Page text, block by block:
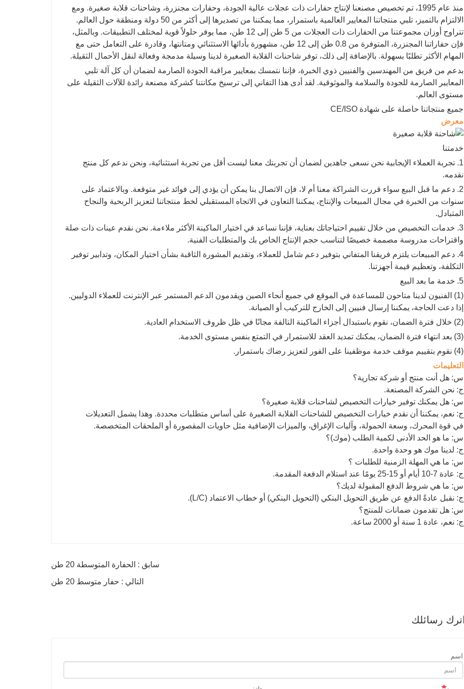
منذ عام 1995، تم تخصيص مصنعنا لإنتاج حفارات ذات عجلات عالية الجودة، وحفارات مجنزرة، وشاحنات قلابة صغيرة. ومع
الالتزام بالتميز، تلبي منتجاتنا المعايير العالمية باستمرار، مما يمكننا من تصديرها إلى أكثر من 50 دولة ومنطقة حول العالم.
تتراوح أوزان مجموعتنا من الحفارات ذات العجلات من 5 طن إلى 12 طن، مما يوفر حلولاً قوية لمختلف التطبيقات. وبالمثل،
فإن حفاراتنا المجنزرة، المتوفرة من 0.8 طن إلى 12 طن، مشهورة بأدائها الاستثنائي ومتانتها، وقادرة على التعامل حتى مع
المهام الأكثر تطلبًا بسهولة. بالإضافة إلى ذلك، توفر شاحنات القلابة الصغيرة لدينا وسيلة مدمجة وفعالة لنقل الأحمال الثقيلة.
بدعم من فريق من المهندسين والفنيين ذوي الخبرة، فإننا نتمسك بمعايير مراقبة الجودة الصارمة لضمان أن كل آلة تلبي
المعايير الصارمة للجودة والسلامة والموثوقية. لقد أدى هذا التفاني إلى ترسيخ مكانتنا كشركة مصنعة رائدة للآلات الثقيلة على
مستوى العالم.
جميع منتجاتنا حاصلة على شهادة CE/ISO
معرض
خدمتنا
1. تجربة العملاء الإيجابية نحن نسعى جاهدين لضمان أن تجربتك معنا ليست أقل من تجربة استثنائية، ونحن ندعم كل منتج
نقدمه.
2. دعم ما قبل البيع سواء قررت الشراكة معنا أم لا، فإن الاتصال بنا يمكن أن يؤدي إلى فوائد غير متوقعة. وبالاعتماد على
سنوات من الخبرة في مجال المبيعات والإنتاج، يمكننا التعاون في الاتجاه المستقبلي لخط منتجاتنا لتعزيز الربحية والنجاح
المتبادل.
3. خدمات التخصيص من خلال تقييم احتياجاتك بعناية، فإننا نساعد في اختيار الماكينة الأكثر ملاءمة. نحن نقدم عينات ذات صلة
واقتراحات مدروسة مصممة خصيصًا لتناسب حجم الإنتاج الخاص بك والمتطلبات الفنية.
4. دعم المبيعات يلتزم فريقنا المتفاني بتوفير دعم شامل للعملاء، وتقديم المشورة الثاقبة بشأن اختيار المكان، وتدابير توفير
التكلفة، وتعظيم قيمة أجهزتنا.
5. خدمة ما بعد البيع
(1) الفنيون لدينا متاحون للمساعدة في الموقع في جميع أنحاء الصين ويقدمون الدعم المستمر عبر الإنترنت للعملاء الدوليين.
إذا دعت الحاجة، يمكننا إرسال فنيين إلى الخارج للتركيب أو الصيانة.
(2) خلال فترة الضمان، نقوم باستبدال أجزاء الماكينة التالفة مجانًا في ظل ظروف الاستخدام العادية.
(3) بعد انتهاء فترة الضمان، يمكنك تمديد العقد للاستمرار في التمتع بنفس مستوى الخدمة.
(4) نقوم بتقييم موقف خدمة موظفينا على الفور لتعزيز رضاك ​​باستمرار.
التعليمات
س: هل أنت منتج أو شركة تجارية؟
ج: نحن الشركة المصنعة.
س: هل يمكنك توفير خيارات التخصيص لشاحنات قلابة صغيرة؟
ج: نعم، يمكننا أن نقدم خيارات التخصيص للشاحنات القلابة الصغيرة على أساس متطلبات محددة. وهذا يشمل التعديلات
في قوة المحرك، وسعة الحمولة، وآليات الإغراق، والميزات الإضافية مثل حاويات المقصورة أو الملحقات المتخصصة.
س: ما هو الحد الأدنى لكمية الطلب (موك)؟
ج: لدينا موك هو وحدة واحدة.
س: ما هي المهلة الزمنية للطلبات ؟
ج: عادة 7-10 أيام أو 15-25 يومًا عند استلام الدفعة المقدمة.
س: ما هي شروط الدفع المقبولة لديك؟
ج: نقبل عادةً الدفع عن طريق التحويل البنكي (التحويل البنكي) أو خطاب الاعتماد (L/C).
س: هل تقدمون ضمانات للمنتج؟
ج: نعم، عادة 1 سنة أو 2000 ساعة.
سابق : الحفارة المتوسطة 20 طن
التالي : حفار متوسط ​​20 طن
اترك رسائلك
اسم